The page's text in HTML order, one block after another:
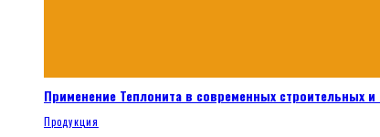
Применение Теплонита в современных строительных
Продукция